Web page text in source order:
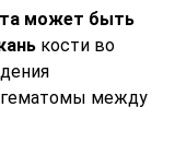
может быть
кости во
гематомы между